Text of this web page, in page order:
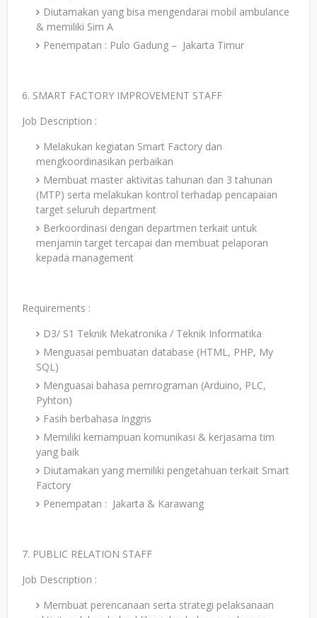
Diutamakan yang bisa mengendarai mobil ambulance
& memiliki Sim A
Penempatan : Pulo Gadung – Jakarta Timur
6. SMART FACTORY IMPROVEMENT STAFF
Job Description :
Melakukan kegiatan Smart Factory dan
mengkoordinasikan perbaikan
Membuat master aktivitas tahunan dan 3 tahunan
(MTP) serta melakukan kontrol terhadap pencapaian
target seluruh department
Berkoordinasi dengan departmen terkait untuk
menjamin target tercapai dan membuat pelaporan
kepada management
Requirements :
D3/ S1 Teknik Mekatronika / Teknik Informatika
Menguasai pembuatan database (HTML, PHP, My
SQL)
Menguasai bahasa pemrograman (Arduino, PLC,
Pyhton)
Fasih berbahasa Inggris
Memiliki kemampuan komunikasi & kerjasama tim
yang baik
Diutamakan yang memiliki pengetahuan terkait Smart
Factory
Penempatan : Jakarta & Karawang
7. PUBLIC RELATION STAFF
Job Description :
Membuat perencanaan serta strategi pelaksanaan